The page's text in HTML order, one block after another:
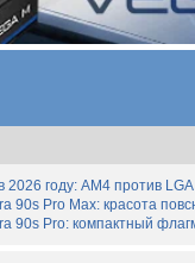
году: AM4 против
90s Pro Max: красота
90s Pro: компактный